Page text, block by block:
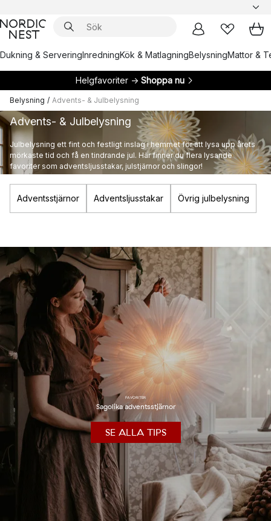
Dukning & ServeringInredningKök & MatlagningBelysningMattor &
Helgfavoriter → Shoppa nu
Belysning / Advents- & Julbelysning
Advents- & Julbelysning
Julbelysning ett fint och festligt inslag i hemmet för att lysa upp årets
mörkaste tid och få en tindrande jul. Här finner du flera lysande
favoriter som adventsljusstakar, julstjärnor och slingor!
Adventsstjärnor Adventsljusstakar Övrig julbelysning
FAVORITER
Sagolika adventsstjärnor
SE ALLA TIPS